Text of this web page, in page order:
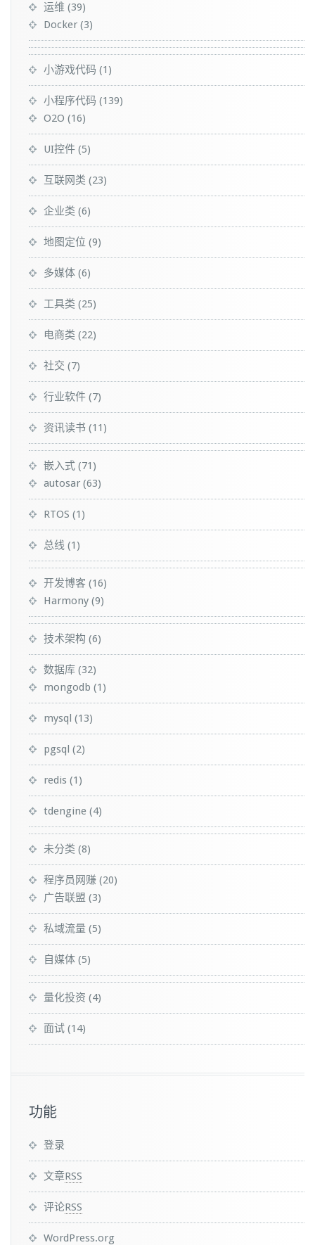
运维 (39)
Docker (3)
小游戏代码 (1)
小程序代码 (139)
O2O (16)
UI控件 (5)
互联网类 (23)
企业类 (6)
地图定位 (9)
多媒体 (6)
工具类 (25)
电商类 (22)
社交 (7)
行业软件 (7)
资讯读书 (11)
嵌入式 (71)
autosar (63)
RTOS (1)
总线 (1)
开发博客 (16)
Harmony (9)
技术架构 (6)
数据库 (32)
mongodb (1)
mysql (13)
pgsql (2)
redis (1)
tdengine (4)
未分类 (8)
程序员网赚 (20)
广告联盟 (3)
私域流量 (5)
自媒体 (5)
量化投资 (4)
面试 (14)
功能
登录
文章RSS
评论RSS
WordPress.org